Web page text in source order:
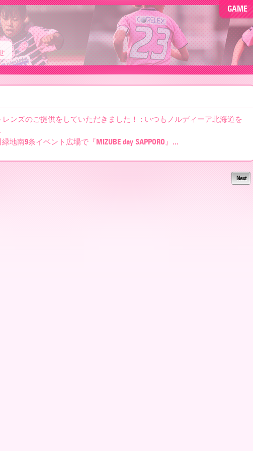
GAME
ンズのご提供をしていただきました！ : いつもノルディーア北海道を
地南9条イベント広場で『MIZUBE day SAPPORO』...
Next